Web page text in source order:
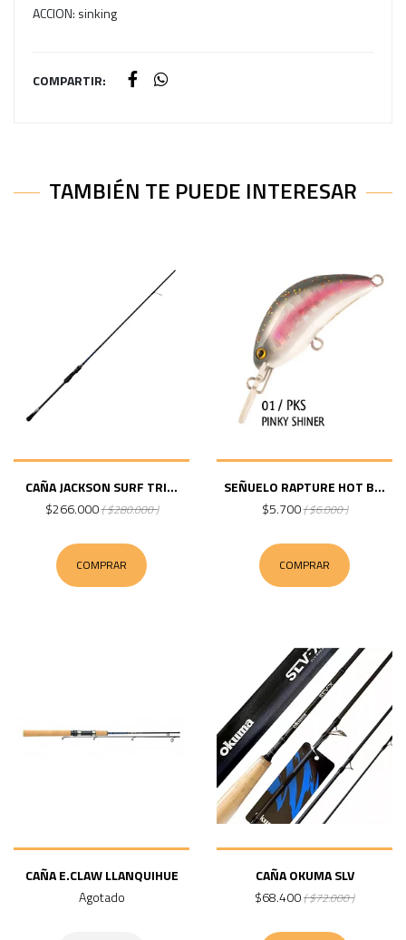
ACCION: sinking
COMPARTIR:
TAMBIÉN TE PUEDE INTERESAR
CAÑA JACKSON SURF TRI...
$266.000( $280.000 )
COMPRAR
SEÑUELO RAPTURE HOT B...
$5.700( $6.000 )
COMPRAR
CAÑA E.CLAW LLANQUIHUE
Agotado
CAÑA OKUMA SLV
$68.400( $72.000 )